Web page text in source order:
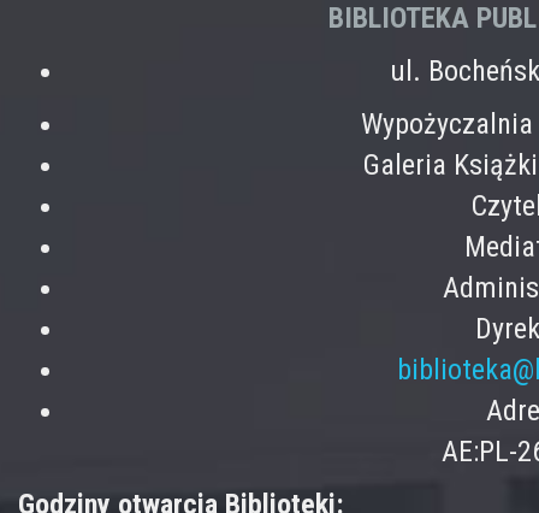
BIBLIOTEKA
ul.
Galeria
AE:PL-
Godziny otwarcia Biblioteki: